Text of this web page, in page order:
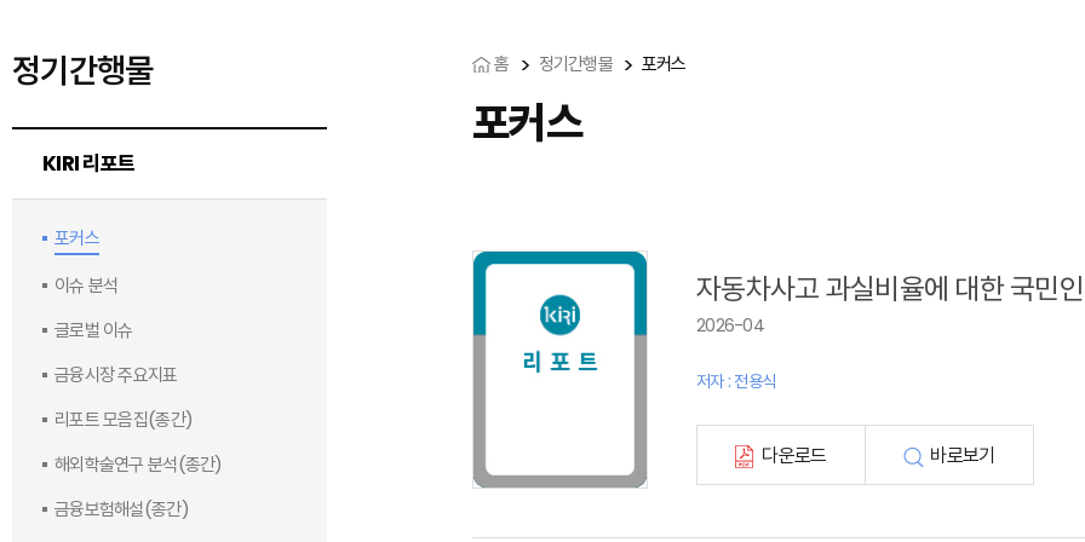
정기간행물
KIRI 리포트
포커스
이슈 분석
글로벌 이슈
금융시장 주요지표
리포트 모음집(종간)
해외학술연구 분석(종간)
금융보험해설(종간)
홈 정기간행물 포커스
포커스
자동차사고 과실비율에 대한 국민
2026-04
저자 : 전용식
다운로드 바로보기